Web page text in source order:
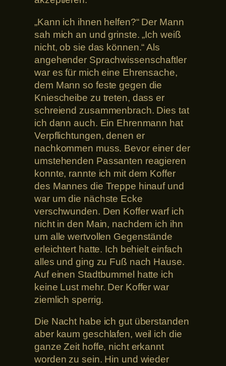
„Kann ich ihnen helfen?“ Der Mann
sah mich an und grinste. „Ich weiß
nicht, ob sie das können.“ Als
angehender Sprachwissenschaftler
war es für mich eine Ehrensache,
dem Mann so feste gegen die
Kniescheibe zu treten, dass er
schreiend zusammenbrach. Dies tat
ich dann auch. Ein Ehrenmann hat
Verpflichtungen, denen er
nachkommen muss. Bevor einer der
umstehenden Passanten reagieren
konnte, rannte ich mit dem Koffer
des Mannes die Treppe hinauf und
war um die nächste Ecke
verschwunden. Den Koffer warf ich
nicht in den Main, nachdem ich ihn
um alle wertvollen Gegenstände
erleichtert hatte. Ich behielt einfach
alles und ging zu Fuß nach Hause.
Auf einen Stadtbummel hatte ich
keine Lust mehr. Der Koffer war
ziemlich sperrig.
Die Nacht habe ich gut überstanden
aber kaum geschlafen, weil ich die
ganze Zeit hoffe, nicht erkannt
worden zu sein. Hin und wieder